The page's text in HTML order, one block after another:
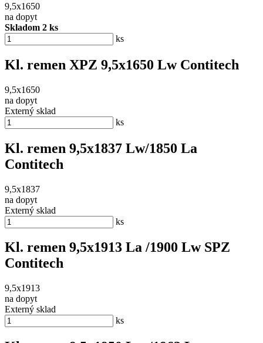
9,5x1650
na dopyt
Skladom 2 ks
ks
Kl. remen XPZ 9,5x1650 Lw Contitech
9,5x1650
na dopyt
Externý sklad
ks
Kl. remen 9,5x1837 Lw/1850 La
Contitech
9,5x1837
na dopyt
Externý sklad
ks
Kl. remen 9,5x1913 La /1900 Lw SPZ
Contitech
9,5x1913
na dopyt
Externý sklad
ks